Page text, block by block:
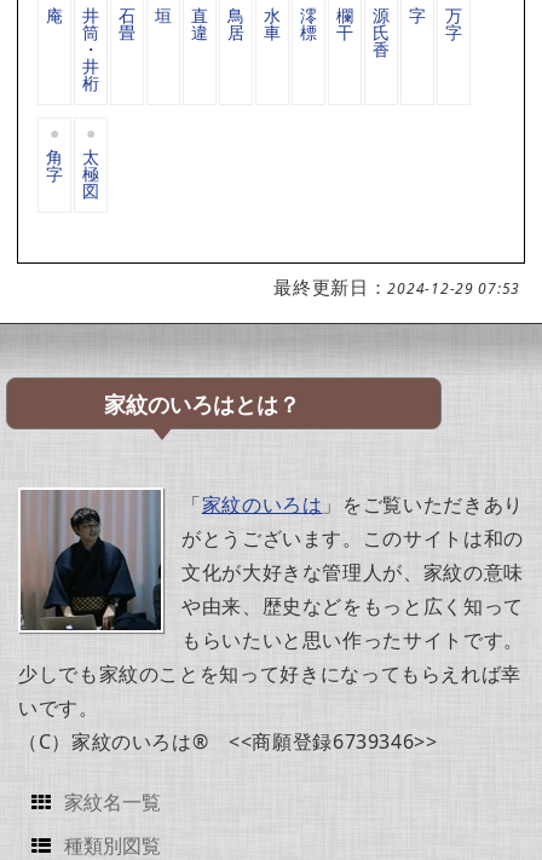
庵 井
筒
・
井
桁
石
畳
垣 直
違
鳥
居
水
車
澪
標
欄
干
源
氏
香
字 万
字
角
字
太
極
図
最終更新日：2024-12-29 07:53
家紋のいろはとは？
「家紋のいろは 」をご覧いただきあり
がとうございます。このサイトは和の
文化が大好きな管理人が、家紋の意味
や由来、歴史などをもっと広く知って
もらいたいと思い作ったサイトです。
少しでも家紋のことを知って好きになってもらえれば幸
いです。
（C）家紋のいろは® <<商願登録6739346>>
家紋名一覧
種類別図覧